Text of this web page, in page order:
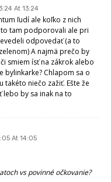
At 13:24
ľudí ale koľko z nich
to tam podporovali ale pri
odpovedať (a to
A najmä prečo by
smiem ísť na zákrok alebo
bylinkarke? Chlapom sa o
niečo zažiť. Ešte že
by sa inak na to
At 14:05
vs povinné očkovanie?